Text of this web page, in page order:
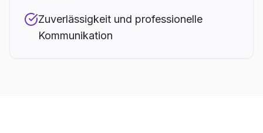
Zuverlässigkeit und professionelle
Kommunikation